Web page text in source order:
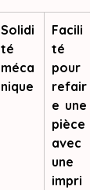
Solidi
té
méca
nique
Facili
té
pour
refair
e une
pièce
avec
une
impri